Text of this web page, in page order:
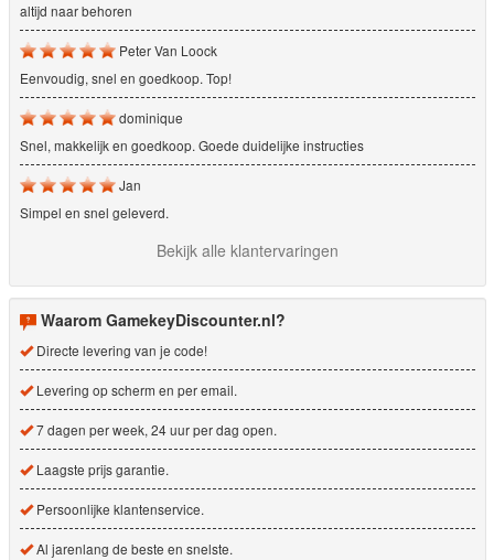
altijd naar behoren
Peter Van Loock
Eenvoudig, snel en goedkoop. Top!
dominique
Snel, makkelijk en goedkoop. Goede duidelijke instructies
Jan
Simpel en snel geleverd.
Bekijk alle klantervaringen
Waarom GamekeyDiscounter.nl?
Directe levering van je code!
Levering op scherm en per email.
7 dagen per week, 24 uur per dag open.
Laagste prijs garantie.
Persoonlijke klantenservice.
Al jarenlang de beste en snelste.